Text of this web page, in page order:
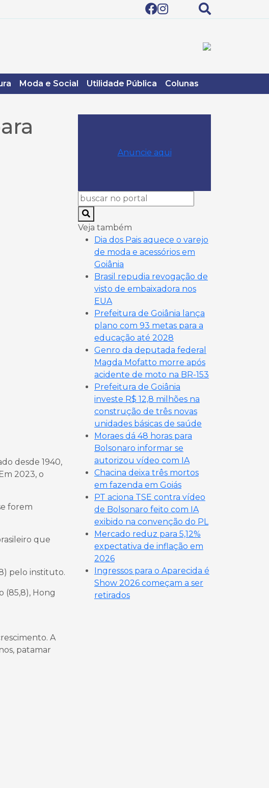
Moda e Social Utilidade Pública Colunas
desde 1940,
2023, o
forem
que
pelo instituto.
(85,8), Hong
A
patamar
Anuncie aqui
Veja também
Dia dos Pais aquece o varejo
de moda e acessórios em
Goiânia
Brasil repudia revogação de
visto de embaixadora nos
EUA
Prefeitura de Goiânia lança
plano com 93 metas para a
educação até 2028
Genro da deputada federal
Magda Mofatto morre após
acidente de moto na BR-153
Prefeitura de Goiânia
investe R$ 12,8 milhões na
construção de três novas
unidades básicas de saúde
Moraes dá 48 horas para
Bolsonaro informar se
autorizou vídeo com IA
Chacina deixa três mortos
em fazenda em Goiás
PT aciona TSE contra vídeo
de Bolsonaro feito com IA
exibido na convenção do PL
Mercado reduz para 5,12%
expectativa de inflação em
2026
Ingressos para o Aparecida é
Show 2026 começam a ser
retirados